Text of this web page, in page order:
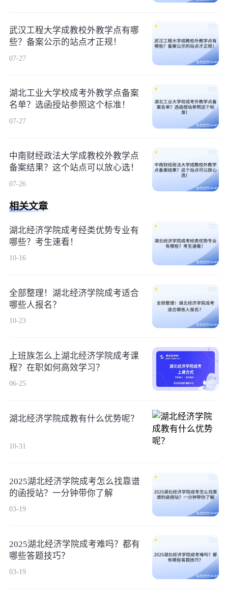
武汉工程大学成教校外教学点有哪
些？备案公示的站点才正规！
07-27
湖北工业大学校成考外教学点备案
名单？选函授站参照这个标准！
07-27
中南财经政法大学成教校外教学点
备案结果？这个站点可以放心选！
07-26
相关文章
湖北经济学院成考经类优势专业有
哪些？考生速看！
10-16
全部整理！湖北经济学院成考适合
哪些人报名？
10-23
上班族怎么上湖北经济学院成考课
程？在职如何高效学习？
06-25
湖北经济学院成教有什么优势呢？
10-31
2025湖北经济学院成考怎么找靠谱
的函授站？一分钟带你了解
03-19
2025湖北经济学院成考难吗？都有
哪些答题技巧？
03-19